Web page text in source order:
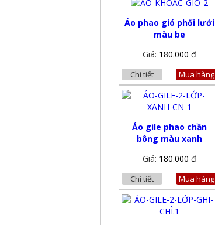
Áo phao gió phối lưới
màu be
Giá: 180.000 đ
Chi tiết Mua hàng
Áo gile phao chần
bông màu xanh
Giá: 180.000 đ
Chi tiết Mua hàng